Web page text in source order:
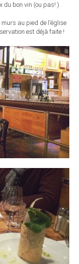
bon vin (ou pas! ).
au pied de l’église
est déjà faite !